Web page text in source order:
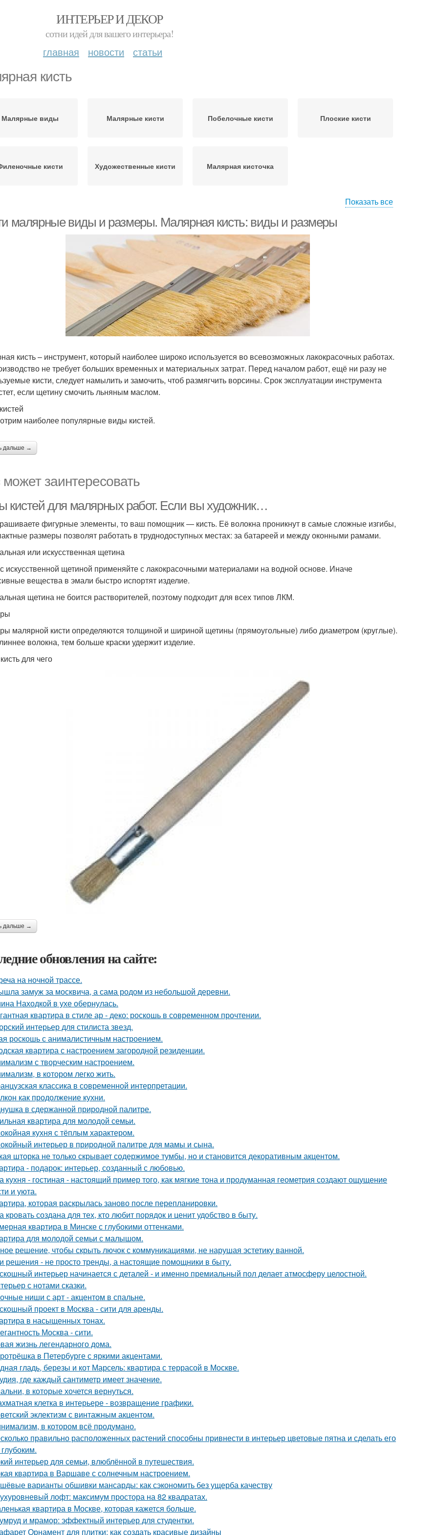
ИНТЕРЬЕР И ДЕКОР
сотни идей для вашего интерьера!
главная новости статьи
кисть
Малярные виды Малярные кисти Побелочные кисти Плоские кисти
кисти Художественные кисти Малярная кисточка
Показать все
малярные виды и размеры. Малярная кисть: виды и размеры
кисть – инструмент, который наиболее широко используется во всевозможных лакокрасочных работах.
не требует больших временных и материальных затрат. Перед началом работ, ещё ни разу не
кисти, следует намылить и замочить, чтоб размягчить ворсины. Срок эксплуатации инструмента
если щетину смочить льняным маслом.
наиболее популярные виды кистей.
дальше →
заинтересовать
кистей для малярных работ. Если вы художник…
фигурные элементы, то ваш помощник — кисть. Её волокна проникнут в самые сложные изгибы,
размеры позволят работать в труднодоступных местах: за батареей и между оконными рамами.
или искусственная щетина
искусственной щетиной применяйте с лакокрасочными материалами на водной основе. Иначе
вещества в эмали быстро испортят изделие.
щетина не боится растворителей, поэтому подходит для всех типов ЛКМ.
малярной кисти определяются толщиной и шириной щетины (прямоугольные) либо диаметром (круглые).
волокна, тем больше краски удержит изделие.
для чего
дальше →
обновления на сайте:
на ночной трассе.
замуж за москвича, а сама родом из небольшой деревни.
Находкой в ухе обернулась.
квартира в стиле ар - деко: роскошь в современном прочтении.
интерьер для стилиста звезд.
роскошь с анималистичным настроением.
квартира с настроением загородной резиденции.
с творческим настроением.
в котором легко жить.
классика в современной интерпретации.
как продолжение кухни.
в сдержанной природной палитре.
квартира для молодой семьи.
кухня с тёплым характером.
интерьер в природной палитре для мамы и сына.
шторка не только скрывает содержимое тумбы, но и становится декоративным акцентом.
- подарок: интерьер, созданный с любовью.
кухня - гостиная - настоящий пример того, как мягкие тона и продуманная геометрия создают ощущение
и уюта.
которая раскрылась заново после перепланировки.
кровать создана для тех, кто любит порядок и ценит удобство в быту.
квартира в Минске с глубокими оттенками.
для молодой семьи с малышом.
решение, чтобы скрыть лючок с коммуникациями, не нарушая эстетику ванной.
решения - не просто тренды, а настоящие помощники в быту.
интерьер начинается с деталей - и именно премиальный пол делает атмосферу целостной.
с нотами сказки.
ниши с арт - акцентом в спальне.
проект в Москва - сити для аренды.
в насыщенных тонах.
Москва - сити.
жизнь легендарного дома.
в Петербурге с яркими акцентами.
гладь, березы и кот Марсель: квартира с террасой в Москве.
где каждый сантиметр имеет значение.
в которые хочется вернуться.
клетка в интерьере - возвращение графики.
эклектизм с винтажным акцентом.
в котором всё продумано.
правильно расположенных растений способны привнести в интерьер цветовые пятна и сделать его
интерьер для семьи, влюблённой в путешествия.
квартира в Варшаве с солнечным настроением.
варианты обшивки мансарды: как сэкономить без ущерба качеству
лофт: максимум простора на 82 квадратах.
квартира в Москве, которая кажется больше.
и мрамор: эффектный интерьер для студентки.
Орнамент для плитки: как создать красивые дизайны